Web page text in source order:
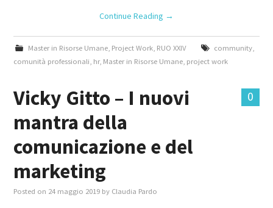
Continue Reading →
Master in Risorse Umane, Project Work, RUO XXIV community,
comunità professionali hr, Master in Risorse Umane project work
0
Vicky Gitto – I nuovi
mantra della
comunicazione e del
marketing
Posted on 24 maggio 2019 by Claudia Pardo